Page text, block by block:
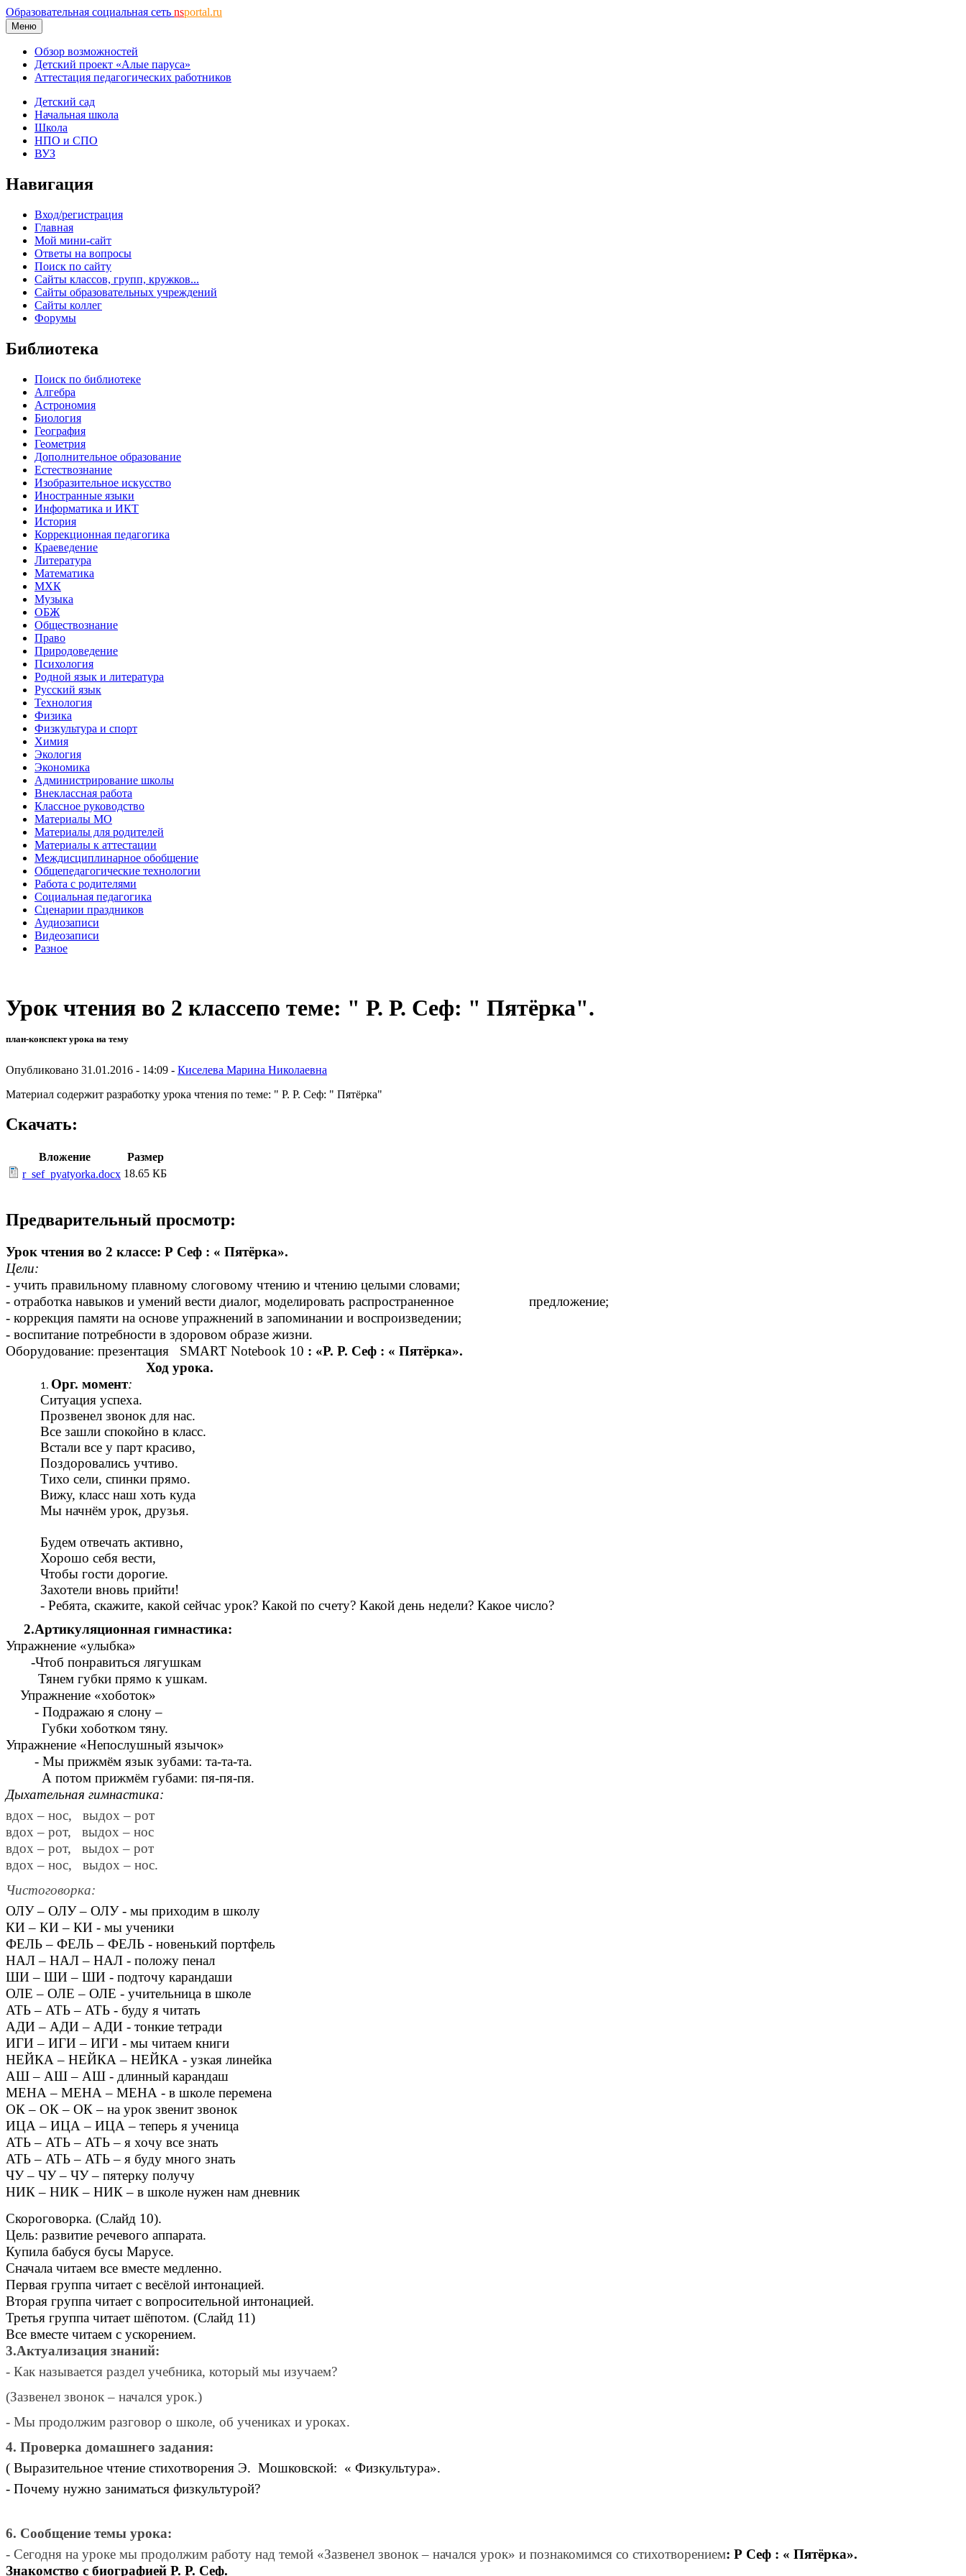
Образовательная социальная сеть nsportal.ru
Меню
Обзор возможностей
Детский проект «Алые паруса»
Аттестация педагогических работников
Детский сад
Начальная школа
Школа
НПО и СПО
ВУЗ
Навигация
Вход/регистрация
Главная
Мой мини-сайт
Ответы на вопросы
Поиск по сайту
Сайты классов, групп, кружков...
Сайты образовательных учреждений
Сайты коллег
Форумы
Библиотека
Поиск по библиотеке
Алгебра
Астрономия
Биология
География
Геометрия
Дополнительное образование
Естествознание
Изобразительное искусство
Иностранные языки
Информатика и ИКТ
История
Коррекционная педагогика
Краеведение
Литература
Математика
МХК
Музыка
ОБЖ
Обществознание
Право
Природоведение
Психология
Родной язык и литература
Русский язык
Технология
Физика
Физкультура и спорт
Химия
Экология
Экономика
Администрирование школы
Внеклассная работа
Классное руководство
Материалы МО
Материалы для родителей
Материалы к аттестации
Междисциплинарное обобщение
Общепедагогические технологии
Работа с родителями
Социальная педагогика
Сценарии праздников
Аудиозаписи
Видеозаписи
Разное
Урок чтения во 2 классепо теме: " Р. Р. Сеф: " Пятёрка".
план-конспект урока на тему
Опубликовано 31.01.2016 - 14:09 - Киселева Марина Николаевна
Материал содержит разработку урока чтения по теме: " Р. Р. Сеф: " Пятёрка"
Скачать:
Вложение
Размер
r_sef_pyatyorka.docx 18.65 КБ
Предварительный просмотр:
Урок чтения во 2 классе: Р Сеф : « Пятёрка».
Цели:
- учить правильному плавному слоговому чтению и чтению целыми словами;
- отработка навыков и умений вести диалог, моделировать распространенное предложение;
- коррекция памяти на основе упражнений в запоминании и воспроизведении;
- воспитание потребности в здоровом образе жизни.
Оборудование: презентация
SMART Notebook 10 : «Р. Р. Сеф : « Пятёрка».
Ход урока.
Орг. момент:
Ситуация успеха.
Прозвенел звонок для нас.
Все зашли спокойно в класс.
Встали все у парт красиво,
Поздоровались учтиво.
Тихо сели, спинки прямо.
Вижу, класс наш хоть куда
Мы начнём урок, друзья.
Будем отвечать активно,
Хорошо себя вести,
Чтобы гости дорогие.
Захотели вновь прийти!
- Ребята, скажите, какой сейчас урок? Какой по счету? Какой день недели? Какое число?
2.Артикуляционная гимнастика:
Упражнение «улыбка»
-Чтоб понравиться лягушкам
Тянем губки прямо к ушкам.
Упражнение «хоботок»
- Подражаю я слону –
Губки хоботком тяну.
Упражнение «Непослушный язычок»
- Мы прижмём язык зубами: та-та-та.
А потом прижмём губами: пя-пя-пя.
Дыхательная гимнастика:
вдох – нос, выдох – рот
вдох – рот, выдох – нос
вдох – рот, выдох – рот
вдох – нос, выдох – нос.
Чистоговорка:
ОЛУ – ОЛУ – ОЛУ - мы приходим в школу
КИ – КИ – КИ - мы ученики
ФЕЛЬ – ФЕЛЬ – ФЕЛЬ - новенький портфель
НАЛ – НАЛ – НАЛ - положу пенал
ШИ – ШИ – ШИ - подточу карандаши
ОЛЕ – ОЛЕ – ОЛЕ - учительница в школе
АТЬ – АТЬ – АТЬ - буду я читать
АДИ – АДИ – АДИ - тонкие тетради
ИГИ – ИГИ – ИГИ - мы читаем книги
НЕЙКА – НЕЙКА – НЕЙКА - узкая линейка
АШ – АШ – АШ - длинный карандаш
МЕНА – МЕНА – МЕНА - в школе перемена
ОК – ОК – ОК – на урок звенит звонок
ИЦА – ИЦА – ИЦА – теперь я ученица
АТЬ – АТЬ – АТЬ – я хочу все знать
АТЬ – АТЬ – АТЬ – я буду много знать
ЧУ – ЧУ – ЧУ – пятерку получу
НИК – НИК – НИК – в школе нужен нам дневник
Скороговорка. (Слайд 10).
Цель: развитие речевого аппарата.
Купила бабуся бусы Марусе.
Сначала читаем все вместе медленно.
Первая группа читает с весёлой интонацией.
Вторая группа читает с вопросительной интонацией.
Третья группа читает шёпотом. (Слайд 11)
Все вместе читаем с ускорением.
3.Актуализация знаний:
- Как называется раздел учебника, который мы изучаем?
(Зазвенел звонок – начался урок.)
- Мы продолжим разговор о школе, об учениках и уроках.
4. Проверка домашнего задания:
( Выразительное чтение стихотворения Э. Мошковской: « Физкультура».
- Почему нужно заниматься физкультурой?
6. Сообщение темы урока:
- Сегодня на уроке мы продолжим работу над темой «Зазвенел звонок – начался урок» и познакомимся со стихотворением: Р Сеф : « Пятёрка».
Знакомство с биографией Р. Р. Сеф.